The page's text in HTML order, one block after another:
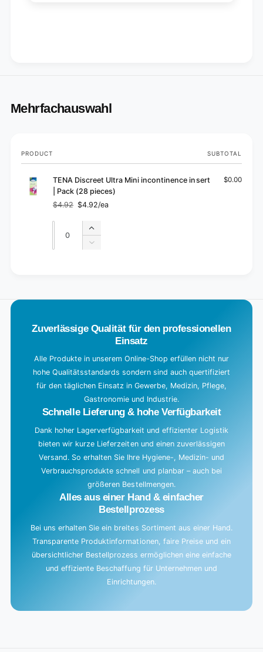
Mehrfachauswahl
Your
cart
PRODUCT SUBTOTAL
TENA Discreet Ultra Mini incontinence insert
| Pack (28 pieces)
Regular
price
$4.92
Sale
price
$4.92/ea
$0.00
Quantity
Increase
quantity
Decrease
a
Zuverlässige Qualität für den professionellen
Einsatz
Alle Produkte in unserem Online-Shop erfüllen nicht nur
hohe Qualitätsstandards sondern sind auch quertifiziert
für den täglichen Einsatz in Gewerbe, Medizin, Pflege,
Gastronomie und Industrie.
Schnelle Lieferung & hohe Verfügbarkeit
Dank hoher Lagerverfügbarkeit und effizienter Logistik
bieten wir kurze Lieferzeiten und einen zuverlässigen
Versand. So erhalten Sie Ihre Hygiene-, Medizin- und
Verbrauchsprodukte schnell und planbar – auch bei
größeren Bestellmengen.
Alles aus einer Hand & einfacher
Bestellprozess
Bei uns erhalten Sie ein breites Sortiment aus einer Hand.
Transparente Produktinformationen, faire Preise und ein
übersichtlicher Bestellprozess ermöglichen eine einfache
und effiziente Beschaffung für Unternehmen und
Einrichtungen.